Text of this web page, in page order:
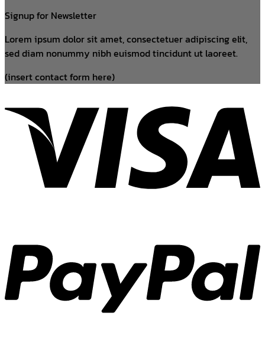
Signup for Newsletter
Lorem ipsum dolor sit amet, consectetuer adipiscing elit,
sed diam nonummy nibh euismod tincidunt ut laoreet.
(insert contact form here)